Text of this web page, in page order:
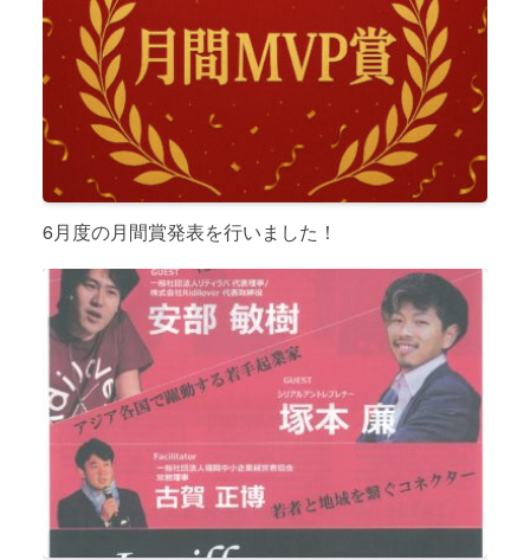
6月度の月間賞発表を行いました！